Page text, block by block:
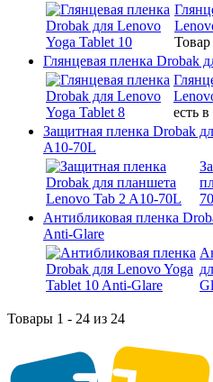
Товар
Глянцевая пленка Drobak
есть
Защитная пленка Drobak
A10-70L
Антибликовая пленка
Anti-Glare
Товары 1 - 24 из 24